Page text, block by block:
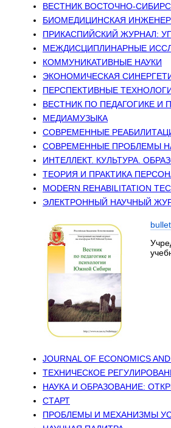
ВЕСТНИК ВОСТОЧНО-
БИОМЕДИЦИНСКАЯ
ПРИКАСПИЙСКИЙ ЖУРНАЛ:
МЕЖДИСЦИПЛИНАРНЫЕ
КОММУНИКАТИВНЫЕ НАУКИ
ЭКОНОМИЧЕСКАЯ
ПЕРСПЕКТИВНЫЕ
ВЕСТНИК ПО ПЕДАГОГИКЕ
МЕДИАМУЗЫКА
СОВРЕМЕННЫЕ
СОВРЕМЕННЫЕ ПРОБЛЕМЫ
ИНТЕЛЛЕКТ. КУЛЬТУРА.
ТЕОРИЯ И ПРАКТИКА
MODERN REHABILITATION
ЭЛЕКТРОННЫЙ НАУЧНЫЙ
JOURNAL OF ECONOMICS
ТЕХНИЧЕСКОЕ
НАУКА И ОБРАЗОВАНИЕ:
СТАРТ
ПРОБЛЕМЫ И МЕХАНИЗМЫ